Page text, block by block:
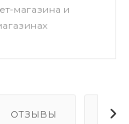
магазина и
ОТЗЫВЫ